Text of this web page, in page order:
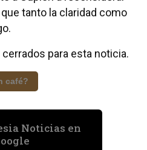
tanto la claridad como
para esta noticia.
café?
Noticias en